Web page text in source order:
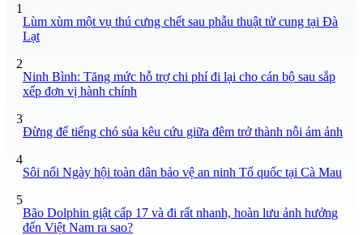
1
Lùm xùm một vụ thú cưng chết sau phẫu thuật tử cung tại Đà
Lạt
2
Ninh Bình: Tăng mức hỗ trợ chi phí đi lại cho cán bộ sau sắp
xếp đơn vị hành chính
3
Đừng để tiếng chó sủa kêu cứu giữa đêm trở thành nỗi ám ảnh
4
Sôi nổi Ngày hội toàn dân bảo vệ an ninh Tổ quốc tại Cà Mau
5
Bão Dolphin giật cấp 17 và đi rất nhanh, hoàn lưu ảnh hưởng
đến Việt Nam ra sao?